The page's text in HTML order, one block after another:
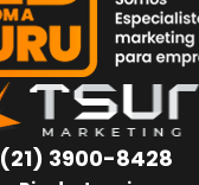
(21) 3900-8428